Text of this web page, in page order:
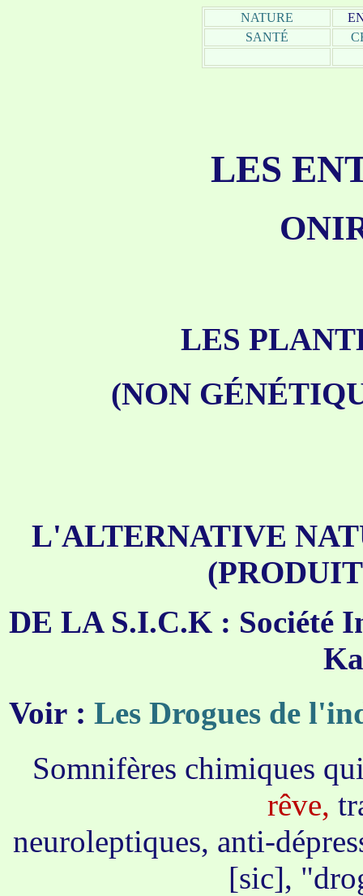
NATURE
SANTÉ
LES
LES
(NON
L'ALTERNATIVE
DE LA S.I.C.K : Société
Voir : Les Drogues de
Somnifères chimiques
rêve,
neuroleptiques, anti-
[sic],